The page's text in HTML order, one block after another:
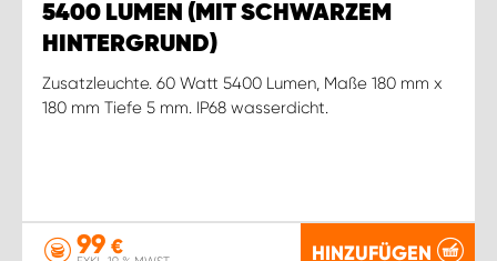
5400 LUMEN (MIT SCHWARZEM
HINTERGRUND)
Zusatzleuchte. 60 Watt 5400 Lumen, Maße 180 mm x
180 mm Tiefe 5 mm. IP68 wasserdicht.
99 € HINZUFÜGEN